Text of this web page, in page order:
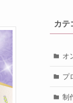
カテ
オ
プ
制